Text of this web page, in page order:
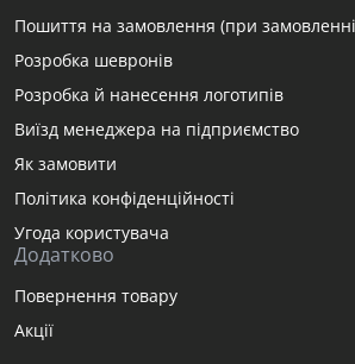
Пошиття на замовлення (при
Розробка шевронів
Розробка й нанесення логотипів
Виїзд менеджера на підприємство
Як замовити
Політика конфіденційності
Угода користувача
Додатково
Повернення товару
Акції